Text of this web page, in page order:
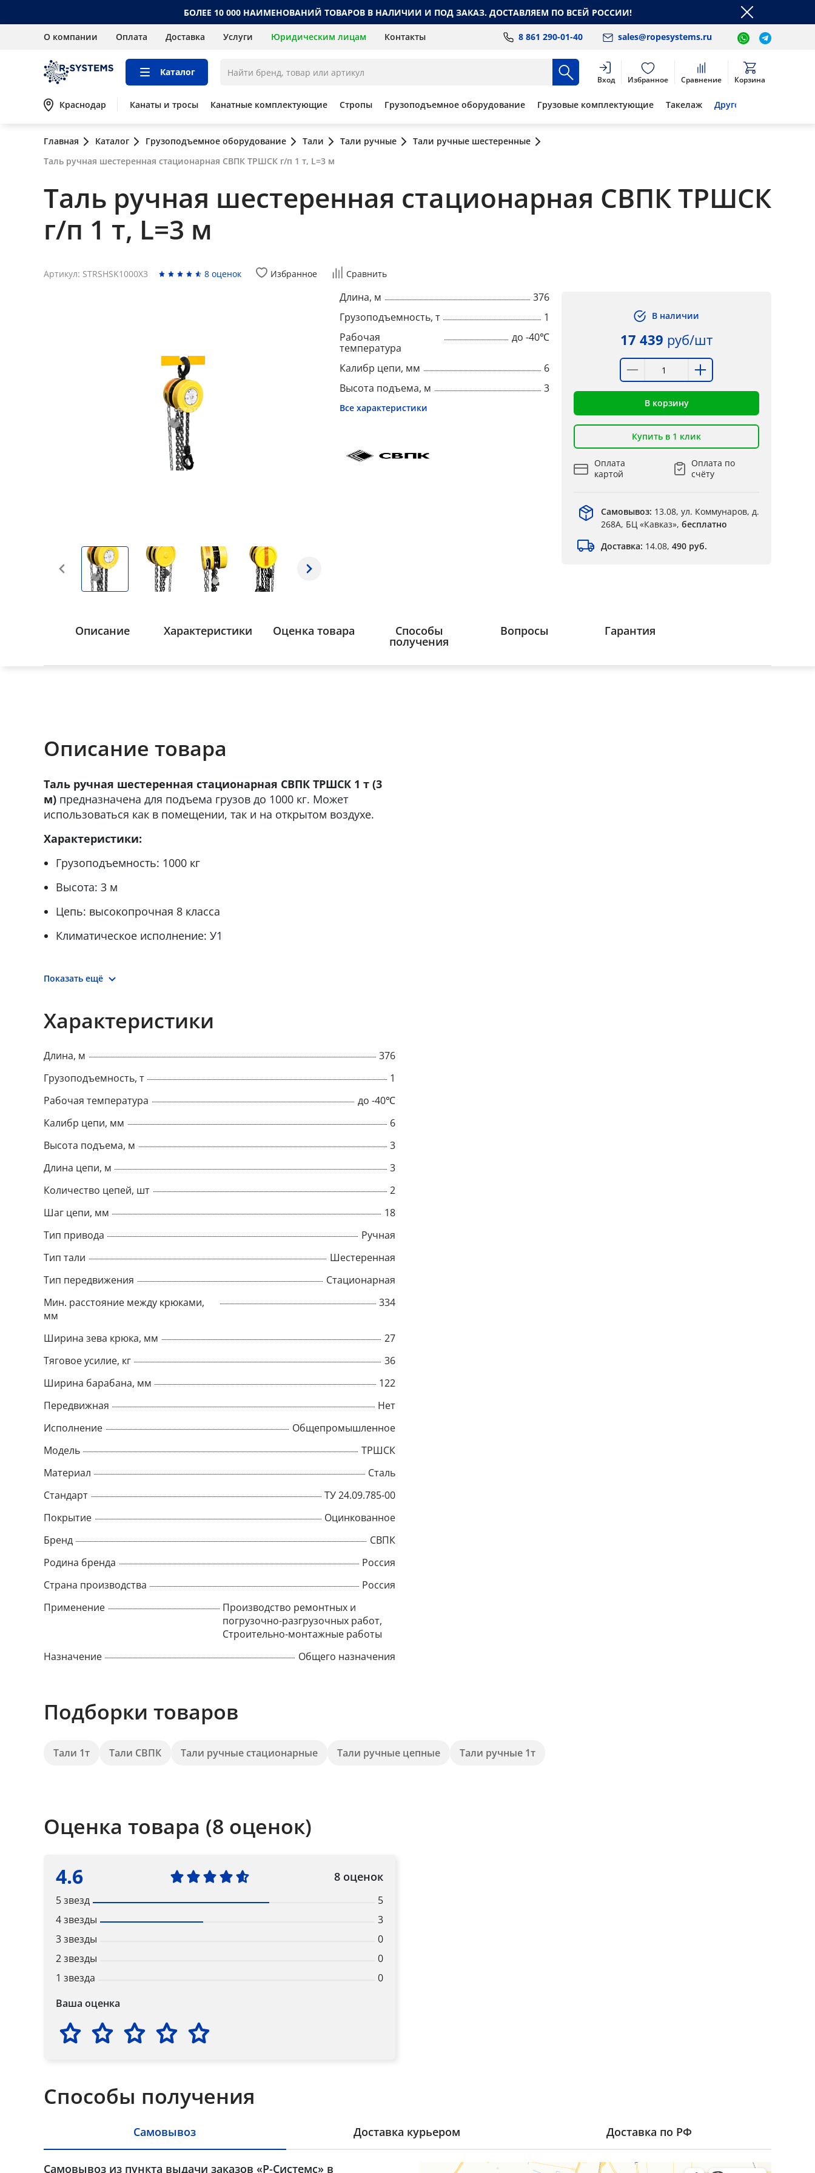
БОЛЕЕ 10 000 НАИМЕНОВАНИЙ ТОВАРОВ В НАЛИЧИИ И ПОД ЗАКАЗ. ДОСТАВЛЯЕМ ПО ВСЕЙ РОССИИ!
О компании Оплата Доставка Услуги Юридическим лицам Контакты 8 861 290-01-40 sales@ropesystems.ru
Каталог
Вход Избранное Сравнение Корзина
Краснодар Канаты и тросы Канатные комплектующие Стропы Грузоподъемное оборудование Грузовые комплектующие Такелаж Другое
Главная Каталог Грузоподъемное оборудование Тали Тали ручные
Тали ручные шестеренные
Таль ручная шестеренная стационарная СВПК ТРШСК г/п 1 т, L=3 м
Таль ручная шестеренная стационарная СВПК ТРШСК
г/п 1 т, L=3 м
Артикул: STRSHSK1000X3 8 оценок Избранное Сравнить
Длина, м
376
Грузоподъемность, т
1
Рабочая
температура
до -40℃
Калибр цепи, мм
6
Высота подъема, м
3
Все характеристики
В наличии
17 439 руб/шт
В корзину
Купить в 1 клик
Оплата
картой
Оплата по
счёту
Самовывоз: 13.08, ул. Коммунаров, д.
268А, БЦ «Кавказ», бесплатно
Доставка: 14.08, 490 руб.
Описание Характеристики Оценка товара Способы
получения
Вопросы Гарантия
Описание товара
Таль ручная шестеренная стационарная СВПК ТРШСК 1 т (3
м) предназначена для подъема грузов до 1000 кг. Может
использоваться как в помещении, так и на открытом воздухе.
Характеристики:
Грузоподъемность: 1000 кг
Высота: 3 м
Цепь: высокопрочная 8 класса
Климатическое исполнение: У1
Показать ещё
Характеристики
Длина, м
376
Грузоподъемность, т
1
Рабочая температура
до -40℃
Калибр цепи, мм
6
Высота подъема, м
3
Длина цепи, м
3
Количество цепей, шт
2
Шаг цепи, мм
18
Тип привода
Ручная
Тип тали
Шестеренная
Тип передвижения
Стационарная
Мин. расстояние между крюками,
мм
334
Ширина зева крюка, мм
27
Тяговое усилие, кг
36
Ширина барабана, мм
122
Передвижная
Нет
Исполнение
Общепромышленное
Модель
ТРШСК
Материал
Сталь
Стандарт
ТУ 24.09.785-00
Покрытие
Оцинкованное
Бренд
СВПК
Родина бренда
Россия
Страна производства
Россия
Применение
Производство ремонтных и
погрузочно-разгрузочных работ,
Строительно-монтажные работы
Назначение
Общего назначения
Подборки товаров
Тали 1т Тали СВПК Тали ручные стационарные Тали ручные цепные Тали ручные 1т
Оценка товара (8 оценок)
4.6 8 оценок
5 звезд
5
4 звезды
3
3 звезды
0
2 звезды
0
1 звезда
0
Ваша оценка
Способы получения
Самовывоз Доставка курьером Доставка по РФ
Самовывоз из пункта выдачи заказов «Р-Системс» в
Popup
Title